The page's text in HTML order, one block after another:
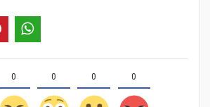
0 0 0 0